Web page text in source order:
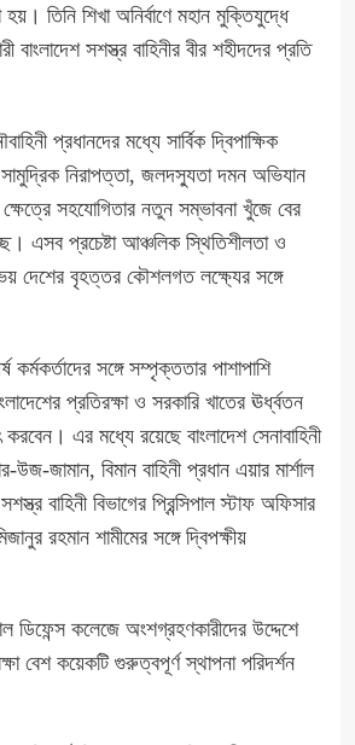
তিনি শিখা অনির্বাণে মহান মুক্তিযুদ্ধে
বাংলাদেশ সশস্ত্র বাহিনীর বীর শহীদদের প্রতি
প্রধানদের মধ্যে সার্বিক দ্বিপাক্ষিক
নিরাপত্তা, জলদস্যুতা দমন অভিযান
ক্ষেত্রে সহযোগিতার নতুন সম্ভাবনা খুঁজে বের
এসব প্রচেষ্টা আঞ্চলিক স্থিতিশীলতা ও
দেশের বৃহত্তর কৌশলগত লক্ষ্যের সঙ্গে
কর্মকর্তাদের সঙ্গে সম্পৃক্ততার পাশাপাশি
প্রতিরক্ষা ও সরকারি খাতের ঊর্ধ্বতন
করবেন। এর মধ্যে রয়েছে বাংলাদেশ সেনাবাহিনী
উজ-জামান, বিমান বাহিনী প্রধান এয়ার মার্শাল
বাহিনী বিভাগের প্রিন্সিপাল স্টাফ অফিসার
রহমান শামীমের সঙ্গে দ্বিপক্ষীয়
ডিফেন্স কলেজে অংশগ্রহণকারীদের উদ্দেশে
বেশ কয়েকটি গুরুত্বপূর্ণ স্থাপনা পরিদর্শন